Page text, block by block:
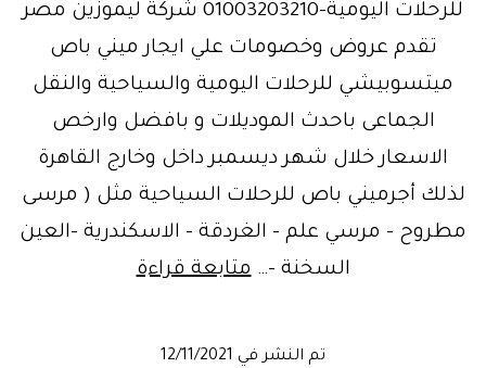
للرحلات اليومية-01003203210 شركة ليموزين مصر
تقدم عروض وخصومات علي ايجار ميني باص
ميتسوبيشي للرحلات اليومية والسياحية والنقل
الجماعى باحدث الموديلات و بافضل وارخص
الاسعار خلال شهر ديسمبر داخل وخارج القاهرة
لذلك أجرميني باص للرحلات السياحية مثل ( مرسى
مطروح – مرسي علم – الغردقة – الاسكندرية -العين
السخنة –…متابعة قراءةميني
تم النشر في 12/11/2021